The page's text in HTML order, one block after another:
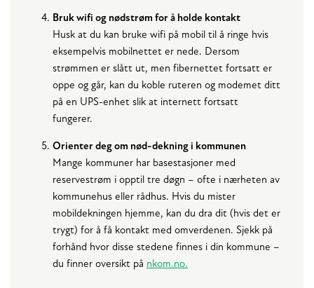
Bruk wifi og nødstrøm for å holde kontakt
Husk at du kan bruke wifi på mobil til å ringe hvis
eksempelvis mobilnettet er nede. Dersom
strømmen er slått ut, men fibernettet fortsatt er
oppe og går, kan du koble ruteren og modemet ditt
på en UPS-enhet slik at internett fortsatt
fungerer.
Orienter deg om nød-dekning i kommunen
Mange kommuner har basestasjoner med
reservestrøm i opptil tre døgn – ofte i nærheten av
kommunehus eller rådhus. Hvis du mister
mobildekningen hjemme, kan du dra dit (hvis det er
trygt) for å få kontakt med omverdenen. Sjekk på
forhånd hvor disse stedene finnes i din kommune –
du finner oversikt på nkom.no.